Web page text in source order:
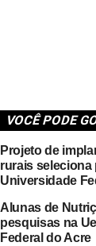
VOCÊ PODE
Projeto de
rurais
Universidade
Alunas de
pesquisas na
Federal do Acre